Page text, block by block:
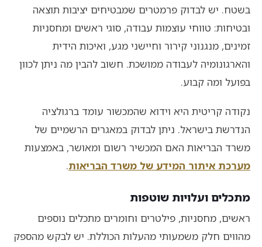
בשטח. יש לבדוק פרמטרים שמבטיחים יציבות תוצאה
ובטיחות: טווחי עוצמות עבודה, סוגי ראשים ומחסניות
זמינים, מנגנוני קירור וחיישני מגע, ואיכות הידית
והארגונומיה לעבודה ממושכת. חשוב להבין מה ניתן לכוון
בפועל ומה קבוע.
נקודה קריטית היא וידוא שהמכשור עומד ברגולציה
הנדרשת בישראל. ניתן לבדוק במאגרים הרשמיים של
משרד הבריאות האם המכשיר רשום ומאושר, באמצעות
מערכת איתור המידע של משרד הבריאות.
מתכלים ועלויות שוטפות
ראשים, מחסניות, פילטרים וחומרים מתכלים נוספים
מהווים חלק משמעותי מהעלות הכוללת. יש לבקש מהספק